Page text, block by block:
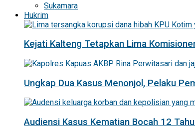
Sukamara
Hukrim
Kejati Kalteng Tetapkan Lima
Ungkap Dua Kasus Menonjol, Pelaku
Audiensi Kasus Kematian Bocah 12